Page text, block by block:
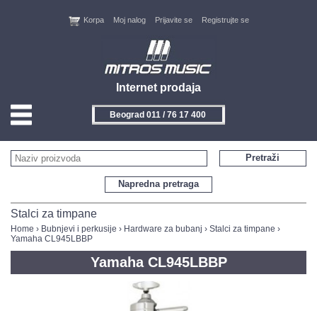
Internet prodaja
Korpa Moj nalog Prijavite se Registrujte se
Beograd 011 / 76 17 400
HOME
KONTAKT
NOVITETI
FEEDBACK
Napredna pretraga
Pretraži
Stalci za timpane
Home › Bubnjevi i perkusije › Hardware za bubanj › Stalci za timpane ›
Yamaha CL945LBBP
Yamaha CL945LBBP